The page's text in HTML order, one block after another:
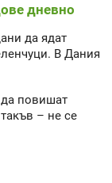
дневно
да ядат
В Дания
повишат
– не се